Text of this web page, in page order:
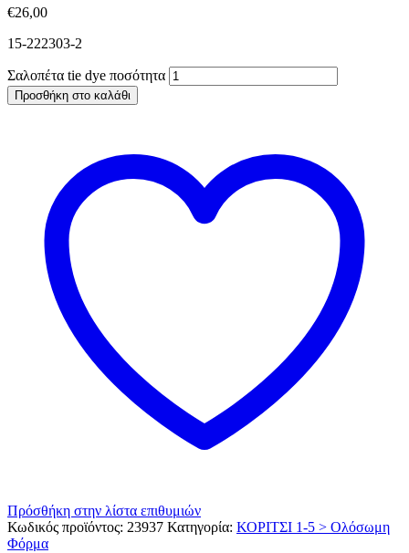
€26,00
15-222303-2
Σαλοπέτα tie dye ποσότητα
Προσθήκη στο καλάθι
Πρόσθήκη στην λίστα επιθυμιών
Κωδικός προϊόντος: 23937 Κατηγορία: ΚΟΡΙΤΣΙ 1-5 > Ολόσωμη
Φόρμα